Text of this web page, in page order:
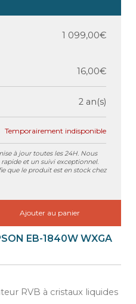
1 099,00€
16,00€
2 an(s)
Temporairement indisponible
à jour toutes les 24H. Nous
et un suivi exceptionnel.
que le produit est en stock chez
Ajouter au panier
EB-1840W WXGA
RVB à cristaux liquides